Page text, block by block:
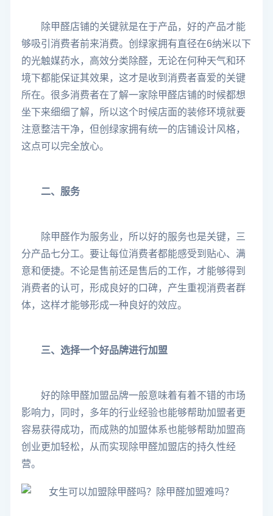
除甲醛店铺的关键就是在于产品，好的产品才能
够吸引消费者前来消费。创绿家拥有直径在6纳米以下
的光触媒药水，高效分类除醛，无论在何种天气和环
境下都能保证其效果，这才是收到消费者喜爱的关键
所在。很多消费者在了解一家除甲醛店铺的时候都想
坐下来细细了解，所以这个时候店面的装修环境就要
注意整洁干净，但创绿家拥有统一的店铺设计风格，
这点可以完全放心。
二、服务
除甲醛作为服务业，所以好的服务也是关键，三
分产品七分工。要让每位消费者都能感受到贴心、满
意和便捷。不论是售前还是售后的工作，才能够得到
消费者的认可，形成良好的口碑，产生重视消费者群
体，这样才能够形成一种良好的效应。
三、选择一个好品牌进行加盟
好的除甲醛加盟品牌一般意味着有着不错的市场
影响力，同时，多年的行业经验也能够帮助加盟者更
容易获得成功，而成熟的加盟体系也能够帮助加盟商
创业更加轻松，从而实现除甲醛加盟店的持久性经
营。